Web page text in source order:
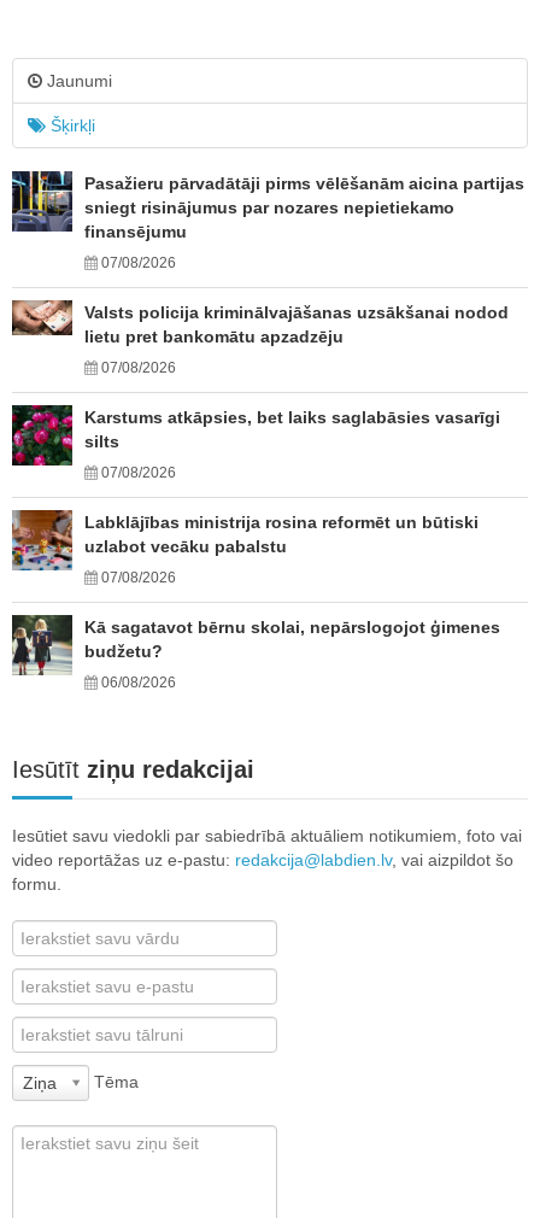
Jaunumi
Šķirkļi
Pasažieru pārvadātāji pirms vēlēšanām aicina partijas
sniegt risinājumus par nozares nepietiekamo
finansējumu
07/08/2026
Valsts policija kriminālvajāšanas uzsākšanai nodod
lietu pret bankomātu apzadzēju
07/08/2026
Karstums atkāpsies, bet laiks saglabāsies vasarīgi
silts
07/08/2026
Labklājības ministrija rosina reformēt un būtiski
uzlabot vecāku pabalstu
07/08/2026
Kā sagatavot bērnu skolai, nepārslogojot ģimenes
budžetu?
06/08/2026
Iesūtīt ziņu redakcijai
Iesūtiet savu viedokli par sabiedrībā aktuāliem notikumiem, foto vai
video reportāžas uz e-pastu: redakcija@labdien.lv, vai aizpildot šo
formu.
Ziņa Tēma